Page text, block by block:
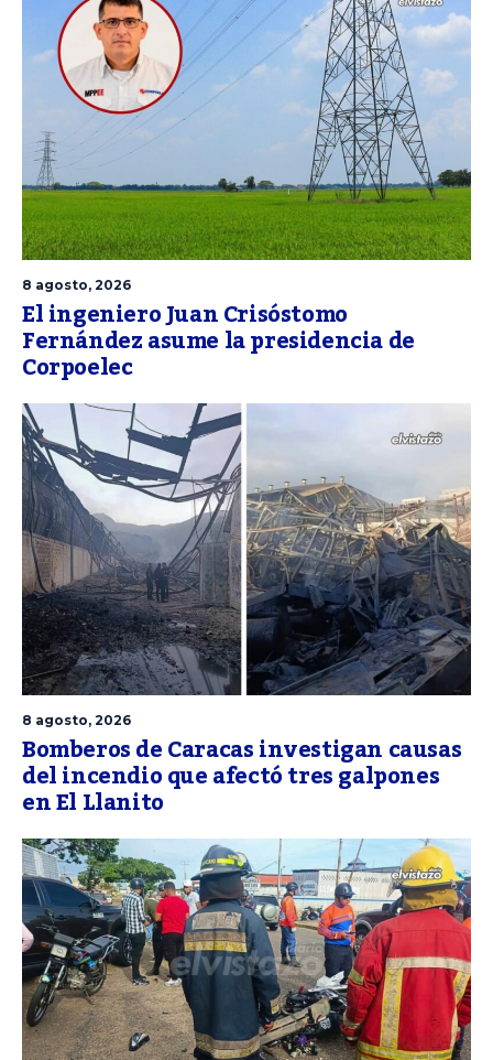
8 agosto, 2026
El ingeniero Juan Crisóstomo
Fernández asume la presidencia de
Corpoelec
8 agosto, 2026
Bomberos de Caracas investigan causas
del incendio que afectó tres galpones
en El Llanito